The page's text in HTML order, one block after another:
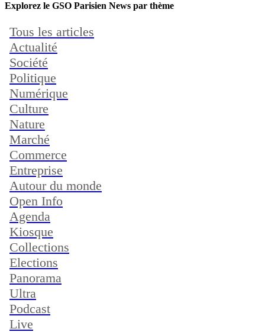
Explorez le GSO Parisien News par thème
Tous les articles
Actualité
Société
Politique
Numérique
Culture
Nature
Marché
Commerce
Entreprise
Autour du monde
Open Info
Agenda
Kiosque
Collections
Elections
Panorama
Ultra
Podcast
Live